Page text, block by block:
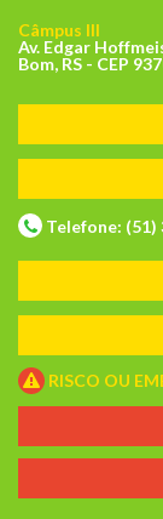
Câmpus III
Av. Edgar
Bom, RS - CEP
Telefone: (51)
RISCO OU